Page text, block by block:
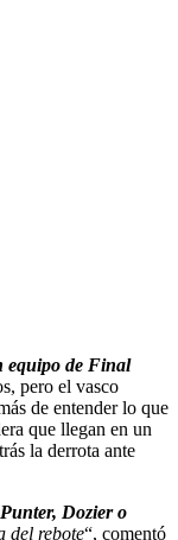
equipo de Final
pero el vasco
de entender lo que
que llegan en un
la derrota ante
Punter, Dozier o
del rebote“, comentó